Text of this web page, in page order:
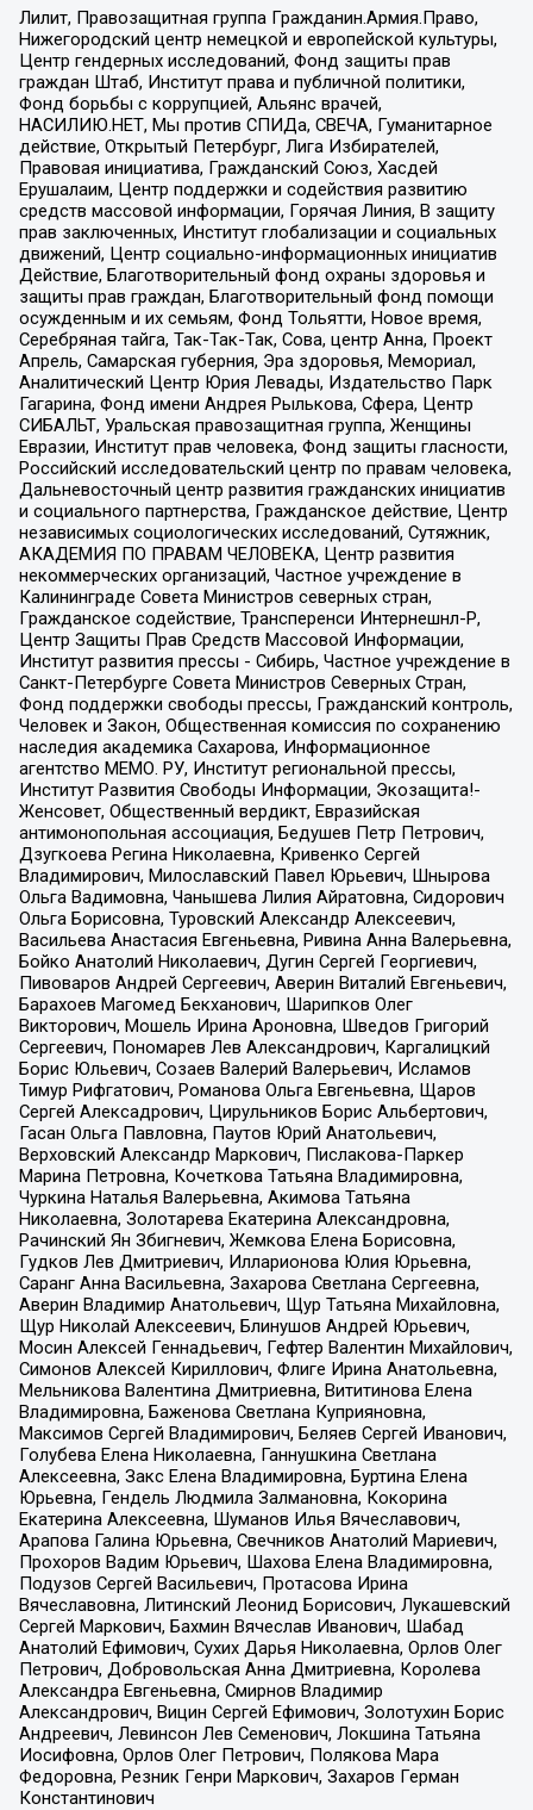
Лилит, Правозащитная группа Гражданин.Армия.Право,
Нижегородский центр немецкой и европейской культуры,
Центр гендерных исследований, Фонд защиты прав
граждан Штаб, Институт права и публичной политики,
Фонд борьбы с коррупцией, Альянс врачей,
НАСИЛИЮ.НЕТ, Мы против СПИДа, СВЕЧА, Гуманитарное
действие, Открытый Петербург, Лига Избирателей,
Правовая инициатива, Гражданский Союз, Хасдей
Ерушалаим, Центр поддержки и содействия развитию
средств массовой информации, Горячая Линия, В защиту
прав заключенных, Институт глобализации и социальных
движений, Центр социально-информационных инициатив
Действие, Благотворительный фонд охраны здоровья и
защиты прав граждан, Благотворительный фонд помощи
осужденным и их семьям, Фонд Тольятти, Новое время,
Серебряная тайга, Так-Так-Так, Сова, центр Анна, Проект
Апрель, Самарская губерния, Эра здоровья, Мемориал,
Аналитический Центр Юрия Левады, Издательство Парк
Гагарина, Фонд имени Андрея Рылькова, Сфера, Центр
СИБАЛЬТ, Уральская правозащитная группа, Женщины
Евразии, Институт прав человека, Фонд защиты гласности,
Российский исследовательский центр по правам человека,
Дальневосточный центр развития гражданских инициатив
и социального партнерства, Гражданское действие, Центр
независимых социологических исследований, Сутяжник,
АКАДЕМИЯ ПО ПРАВАМ ЧЕЛОВЕКА, Центр развития
некоммерческих организаций, Частное учреждение в
Калининграде Совета Министров северных стран,
Гражданское содействие, Трансперенси Интернешнл-Р,
Центр Защиты Прав Средств Массовой Информации,
Институт развития прессы - Сибирь, Частное учреждение в
Санкт-Петербурге Совета Министров Северных Стран,
Фонд поддержки свободы прессы, Гражданский контроль,
Человек и Закон, Общественная комиссия по сохранению
наследия академика Сахарова, Информационное
агентство МЕМО. РУ, Институт региональной прессы,
Институт Развития Свободы Информации, Экозащита!-
Женсовет, Общественный вердикт, Евразийская
антимонопольная ассоциация, Бедушев Петр Петрович,
Дзугкоева Регина Николаевна, Кривенко Сергей
Владимирович, Милославский Павел Юрьевич, Шнырова
Ольга Вадимовна, Чанышева Лилия Айратовна, Сидорович
Ольга Борисовна, Туровский Александр Алексеевич,
Васильева Анастасия Евгеньевна, Ривина Анна Валерьевна,
Бойко Анатолий Николаевич, Дугин Сергей Георгиевич,
Пивоваров Андрей Сергеевич, Аверин Виталий Евгеньевич,
Барахоев Магомед Бекханович, Шарипков Олег
Викторович, Мошель Ирина Ароновна, Шведов Григорий
Сергеевич, Пономарев Лев Александрович, Каргалицкий
Борис Юльевич, Созаев Валерий Валерьевич, Исламов
Тимур Рифгатович, Романова Ольга Евгеньевна, Щаров
Сергей Алексадрович, Цирульников Борис Альбертович,
Гасан Ольга Павловна, Паутов Юрий Анатольевич,
Верховский Александр Маркович, Пислакова-Паркер
Марина Петровна, Кочеткова Татьяна Владимировна,
Чуркина Наталья Валерьевна, Акимова Татьяна
Николаевна, Золотарева Екатерина Александровна,
Рачинский Ян Збигневич, Жемкова Елена Борисовна,
Гудков Лев Дмитриевич, Илларионова Юлия Юрьевна,
Саранг Анна Васильевна, Захарова Светлана Сергеевна,
Аверин Владимир Анатольевич, Щур Татьяна Михайловна,
Щур Николай Алексеевич, Блинушов Андрей Юрьевич,
Мосин Алексей Геннадьевич, Гефтер Валентин Михайлович,
Симонов Алексей Кириллович, Флиге Ирина Анатольевна,
Мельникова Валентина Дмитриевна, Вититинова Елена
Владимировна, Баженова Светлана Куприяновна,
Максимов Сергей Владимирович, Беляев Сергей Иванович,
Голубева Елена Николаевна, Ганнушкина Светлана
Алексеевна, Закс Елена Владимировна, Буртина Елена
Юрьевна, Гендель Людмила Залмановна, Кокорина
Екатерина Алексеевна, Шуманов Илья Вячеславович,
Арапова Галина Юрьевна, Свечников Анатолий Мариевич,
Прохоров Вадим Юрьевич, Шахова Елена Владимировна,
Подузов Сергей Васильевич, Протасова Ирина
Вячеславовна, Литинский Леонид Борисович, Лукашевский
Сергей Маркович, Бахмин Вячеслав Иванович, Шабад
Анатолий Ефимович, Сухих Дарья Николаевна, Орлов Олег
Петрович, Добровольская Анна Дмитриевна, Королева
Александра Евгеньевна, Смирнов Владимир
Александрович, Вицин Сергей Ефимович, Золотухин Борис
Андреевич, Левинсон Лев Семенович, Локшина Татьяна
Иосифовна, Орлов Олег Петрович, Полякова Мара
Федоровна, Резник Генри Маркович, Захаров Герман
Константинович